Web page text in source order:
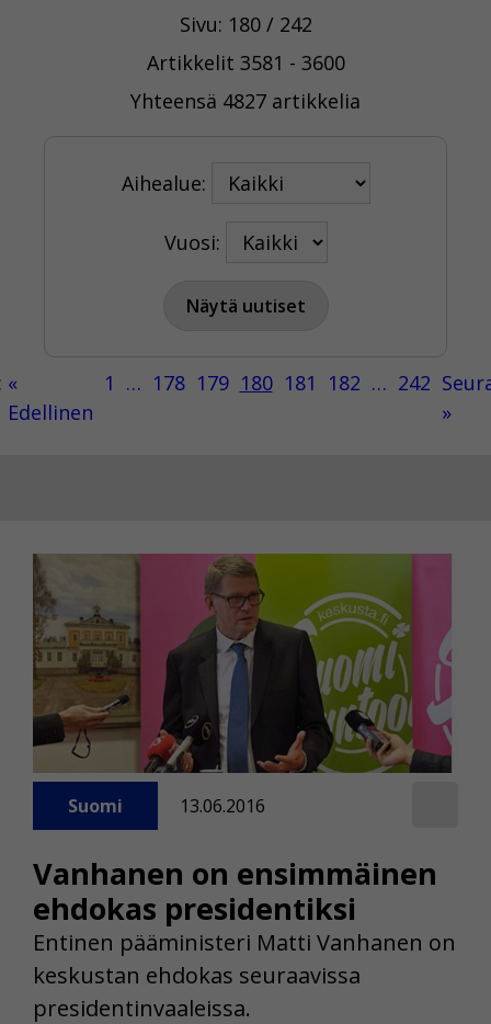
Sivu: 180 / 242
Artikkelit 3581 - 3600
Yhteensä 4827 artikkelia
Aihealue:
Vuosi:
«
Edellinen
1 … 178 179 180 181 182 … 242
»
Vanhanen on ensimmäinen
ehdokas presidentiksi
Suomi 13.06.2016
Entinen pääministeri Matti Vanhanen on
keskustan ehdokas seuraavissa
presidentinvaaleissa.